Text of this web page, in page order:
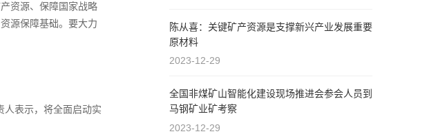
资源、保障国家战略
源保障基础。要大力
人表示，将全面启动实
陈从喜：关键矿产资源是支撑新兴产业发展重要
原材料
2023-12-29
全国非煤矿山智能化建设现场推进会参会人员到
马钢矿业矿考察
2023-12-29